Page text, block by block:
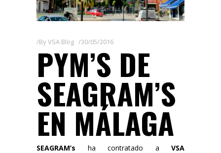
ByVSA Blog 30/05/2016
PYM’S DE
SEAGRAM’S
EN MÁLAGA
SEAGRAM’s ha contratado a VSA